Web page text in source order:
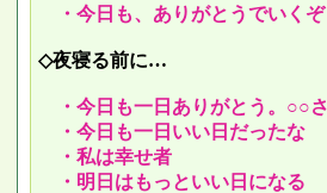
・今日も、ありがとうでいくぞ
◇夜寝る前に…
・今日も一日ありがとう。○○
・今日も一日いい日だったな
・私は幸せ者
・明日はもっといい日になる